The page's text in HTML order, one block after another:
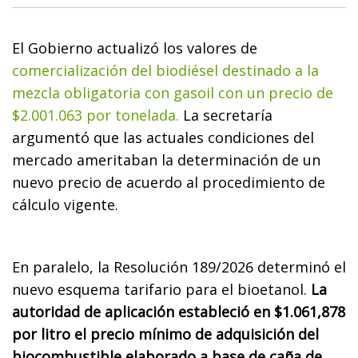
El Gobierno actualizó los valores de
comercialización del biodiésel destinado a la
mezcla obligatoria con gasoil con un precio de
$2.001.063 por tonelada. La secretaría
argumentó que las actuales condiciones del
mercado ameritaban la determinación de un
nuevo precio de acuerdo al procedimiento de
cálculo vigente.
En paralelo, la Resolución 189/2026 determinó el
nuevo esquema tarifario para el bioetanol. La
autoridad de aplicación estableció en $1.061,878
por litro el precio mínimo de adquisición del